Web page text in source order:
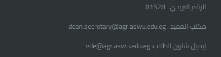
الرقم البريدي: 81528
مكتب العميد : dean.secretary@agr.aswu.edu.eg
إيميل شئون الطلاب: vde@agr.aswu.edu.eg